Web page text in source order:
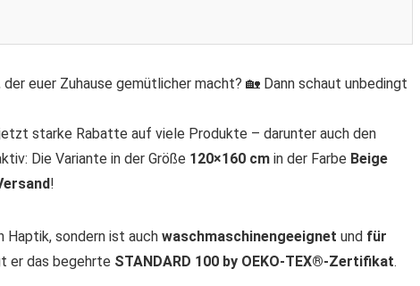
der euer Zuhause gemütlicher macht? 🏡 Dann schaut unbedingt
starke Rabatte auf viele Produkte – darunter auch den
Die Variante in der Größe 120×160 cm in der Farbe Beige
!
sondern ist auch waschmaschinengeeignet und für
er das begehrte STANDARD 100 by OEKO-TEX®-Zertifikat.